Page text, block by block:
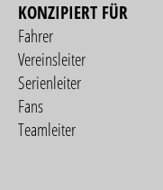
KONZIPIERT FÜR
Fahrer
Vereinsleiter
Serienleiter
Fans
Teamleiter